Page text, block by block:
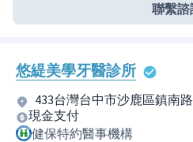
聯繫諮
悠緹美學牙醫診所
433台灣台中市沙鹿區鎮南
現金支付
健保特約醫事機構